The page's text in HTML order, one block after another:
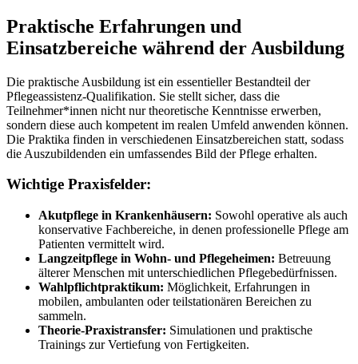
Praktische Erfahrungen und
Einsatzbereiche während der Ausbildung
Die praktische Ausbildung ist ein essentieller Bestandteil der
Pflegeassistenz-Qualifikation. Sie stellt sicher, dass die
Teilnehmer*innen nicht nur theoretische Kenntnisse erwerben,
sondern diese auch kompetent im realen Umfeld anwenden können.
Die Praktika finden in verschiedenen Einsatzbereichen statt, sodass
die Auszubildenden ein umfassendes Bild der Pflege erhalten.
Wichtige Praxisfelder:
Akutpflege in Krankenhäusern: Sowohl operative als auch
konservative Fachbereiche, in denen professionelle Pflege am
Patienten vermittelt wird.
Langzeitpflege in Wohn- und Pflegeheimen: Betreuung
älterer Menschen mit unterschiedlichen Pflegebedürfnissen.
Wahlpflichtpraktikum: Möglichkeit, Erfahrungen in
mobilen, ambulanten oder teilstationären Bereichen zu
sammeln.
Theorie-Praxistransfer: Simulationen und praktische
Trainings zur Vertiefung von Fertigkeiten.